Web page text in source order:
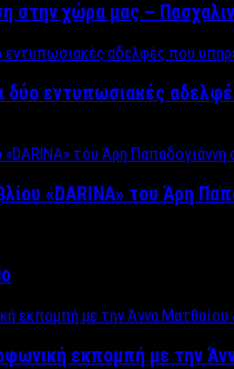
στην χώρα μας –
δύο εντυπωσιακές
«DARINA» του Άρη
εκπομπή με την